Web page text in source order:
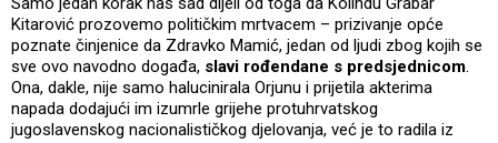
Kitarović prozovemo političkim mrtvacem – prizivanje opće
poznate činjenice da Zdravko Mamić, jedan od ljudi zbog kojih se
sve ovo navodno događa, slavi rođendane s predsjednicom.
Ona, dakle, nije samo halucinirala Orjunu i prijetila akterima
napada dodajući im izumrle grijehe protuhrvatskog
jugoslavenskog nacionalističkog djelovanja, već je to radila iz